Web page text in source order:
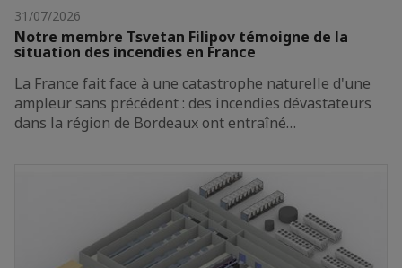
31/07/2026
Notre membre Tsvetan Filipov témoigne de la
situation des incendies en France
La France fait face à une catastrophe naturelle d'une
ampleur sans précédent : des incendies dévastateurs
dans la région de Bordeaux ont entraîné…